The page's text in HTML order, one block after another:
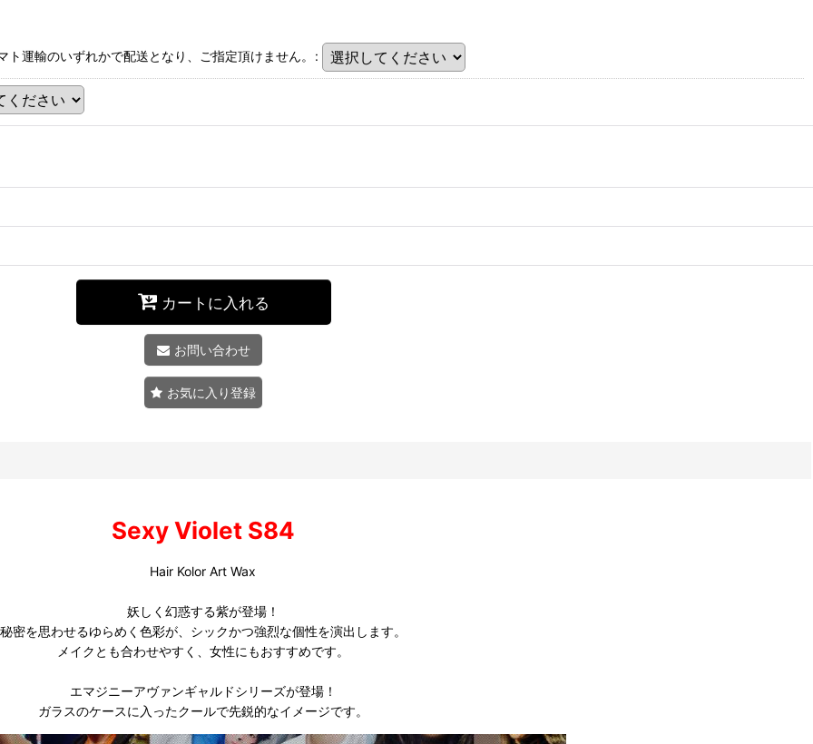
運輸のいずれかで配送となり、ご指定頂けません。 :
カートに入れる
お問い合わせ
お気に入り登録
Sexy Violet S84
Hair Kolor Art Wax
妖しく幻惑する紫が登場！
秘密を思わせるゆらめく色彩が、シックかつ強烈な個性を演出します。
メイクとも合わせやすく、女性にもおすすめです。
エマジニーアヴァンギャルドシリーズが登場！
ガラスのケースに入ったクールで先鋭的なイメージです。